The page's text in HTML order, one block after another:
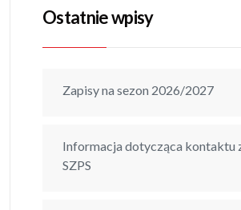
Ostatnie wpisy
Zapisy na sezon 2026/2027
Informacja dotycząca kontaktu
SZPS